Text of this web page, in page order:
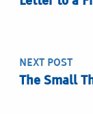
NEXT POST
The Small